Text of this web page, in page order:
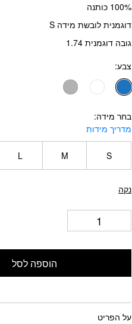
100% כותנה
דוגמנית לובשת מידה S
גובה דוגמנית 1.74
צבע:
בחר מידה
מדריך מידות
S
M
L
נקה
הוספה לסל
על הפריט